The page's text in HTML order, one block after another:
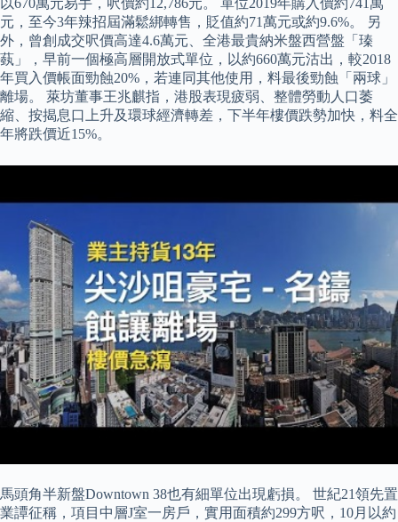
以670萬元易手，呎價約12,786元。 單位2019年購入價約741萬
元，至今3年辣招屆滿鬆綁轉售，貶值約71萬元或約9.6%。 另
外，曾創成交呎價高達4.6萬元、全港最貴納米盤西營盤「瑧
蓺」，早前一個極高層開放式單位，以約660萬元沽出，較2018
年買入價帳面勁蝕20%，若連同其他使用，料最後勁蝕「兩球」
離場。 萊坊董事王兆麒指，港股表現疲弱、整體勞動人口萎
縮、按揭息口上升及環球經濟轉差，下半年樓價跌勢加快，料全
年將跌價近15%。
馬頭角半新盤Downtown 38也有細單位出現虧損。 世紀21領先置
業譚征稱，項目中層J室一房戶，實用面積約299方呎，10月以約